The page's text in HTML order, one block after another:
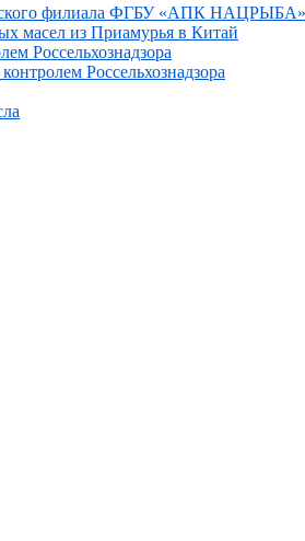
филиала ФГБУ «АПК НАЦРЫБА»
масел из Приамурья в Китай
Россельхознадзора
Россельхознадзора